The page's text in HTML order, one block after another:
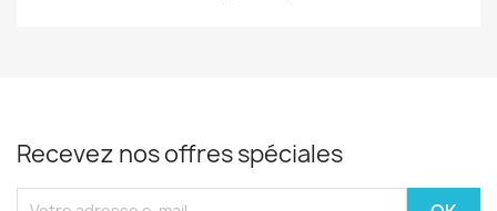
Recevez nos offres spéciales